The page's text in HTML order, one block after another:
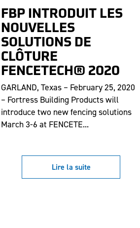
FBP INTRODUIT LES
NOUVELLES
SOLUTIONS DE
CLÔTURE
FENCETECH® 2020
GARLAND, Texas – February 25, 2020
– Fortress Building Products will
introduce two new fencing solutions
March 3-6 at FENCETE...
Lire la suite